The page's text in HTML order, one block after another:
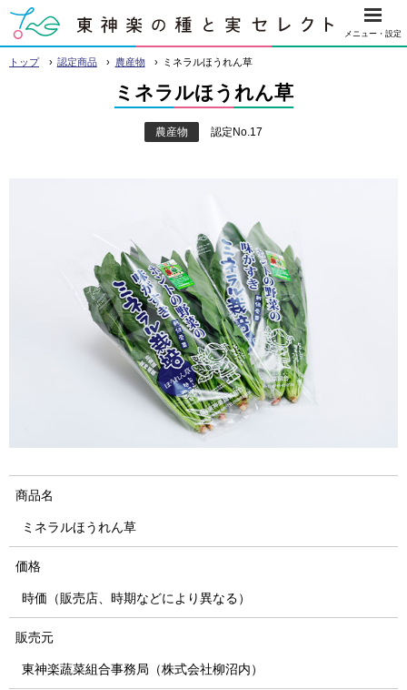
本
文
へ
東神楽の種と実 セレクト
メニュー・設定
トップ › 認定商品 › 農産物 › ミネラルほうれん草
ミネラルほうれん草
農産物 認定No.17
商品名
ミネラルほうれん草
価格
時価（販売店、時期などにより異なる）
販売元
東神楽蔬菜組合事務局（株式会社柳沼内）